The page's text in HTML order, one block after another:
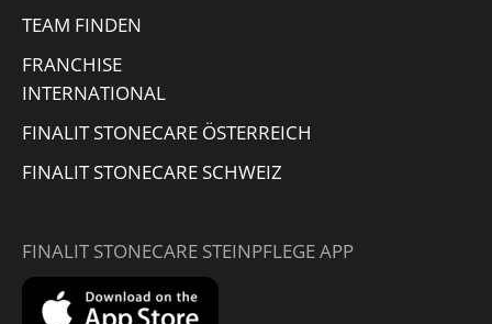
TEAM FINDEN
FRANCHISE
INTERNATIONAL
FINALIT STONECARE ÖSTERREICH
FINALIT STONECARE SCHWEIZ
FINALIT STONECARE STEINPFLEGE APP